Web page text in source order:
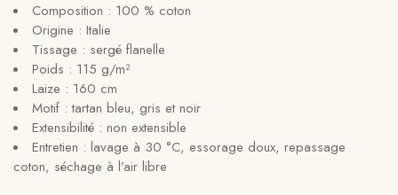
Composition : 100 % coton
Origine : Italie
Tissage : sergé flanelle
Poids : 115 g/m²
Laize : 160 cm
Motif : tartan bleu, gris et noir
Extensibilité : non extensible
Entretien : lavage à 30 °C, essorage doux, repassage
coton, séchage à l’air libre